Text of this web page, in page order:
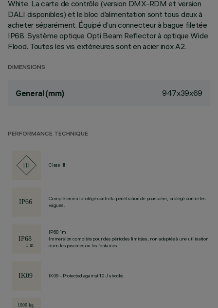
White. La carte de contrôle (version DMX-RDM et version
DALI disponibles) et le bloc d’alimentation sont tous deux à
acheter séparément. Équipé d’un connecteur à bague filetée
IP68. Système optique Opti Beam Reflector à optique Wide
Flood. Toutes les vis extérieures sont en acier inox A2.
DIMENSIONS
General (mm) 947x39x69
PERFORMANCE TECHNIQUE
Class III
Complètement protégé contre la pénétration de poussière, protégé contre les
vagues.
IP68 1m
Immersion complète pour des périodes limitées, non adaptée à une utilisation
dans les piscines ou les fontaines.
IK09 - Protected against 10 J shocks